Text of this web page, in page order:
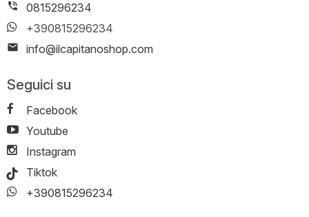
0815296234
+390815296234
info@ilcapitanoshop.com
Seguici su
Facebook
Youtube
Instagram
Tiktok
+390815296234